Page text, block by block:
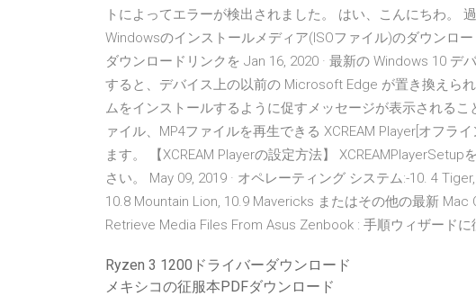
トによってエラーが検出されました。 はい、こんにちわ。
Windowsのインストールメディア(ISOファイル)のダウンロ
ダウンロードリンクを Jan 16, 2020 · 最新の Windows 10
すると、デバイス上の以前の Microsoft Edge が置き換えら
ムをインストールするように促すメッセージが表示される
ァイル、MP4ファイルを再生できる XCREAM Player[オフラ
ます。 【XCREAM Playerの設定方法】
さい。 May 09, 2019 · オペレーティング システム:-10. 4
10.8 Mountain Lion, 10.9 Mavericks またはその他の最新
Retrieve Media Files From Asus Zenbook : 手順ウィザード
Ryzen 3 1200ドライバーダウンロード
メキシコの征服本PDFダウンロード